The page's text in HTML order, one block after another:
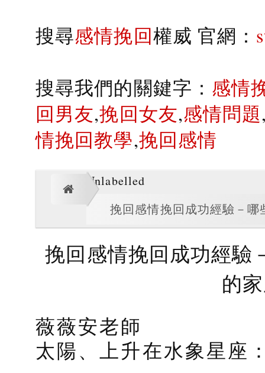
搜尋感情挽回權威 官網：
搜尋我們的關鍵字： 感情
回男友,挽回女友,感情問題
情挽回教學,挽回感情
Unlabelled
挽回感情挽回成功經驗－
挽回感情挽回成功經驗
的
薇薇安老師
太陽、上升在水象星座